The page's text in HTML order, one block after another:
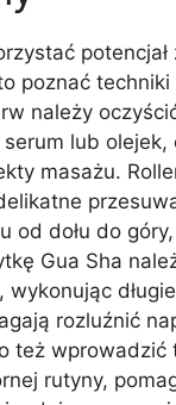
potencjał
poznać techniki
należy
serum lub olejek,
masażu.
od dołu do
Gua Sha
rozluźnić
też wprowadzić
rutyny,